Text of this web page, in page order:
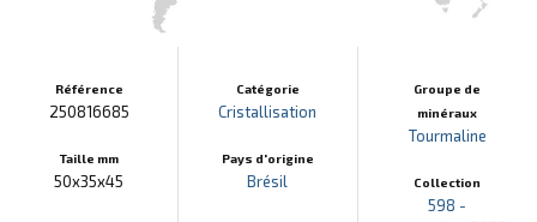
Référence
250816685
Taille mm
50x35x45
Catégorie
Cristallisation
Pays d'origine
Brésil
Groupe de
minéraux
Tourmaline
Collection
598 -